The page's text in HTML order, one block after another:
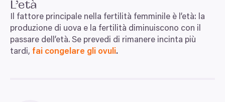
My anaši 1022 partneři
např. číslo IP) pomocí technologií, jako např. souborů
cookie pro uchování a přístup k informacím na vašem
zařízení, abychom vám mohli nabízet personalizované
reklamy a obsah, měření reklam a obsahu, náhled na
L’età
Il fattore principale nella fertilità femminile è l’età: la
produzione di uova e la fertilità diminuiscono con il
passare dell’età. Se prevedi di rimanere incinta più
tardi, fai congelare gli ovuli.